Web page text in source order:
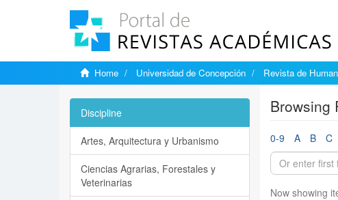
Home Universidad de Concepción Revista de
Browsing
0-9 A B C
Now showing
Discipline
Artes, Arquitectura y Urbanismo
Ciencias Agrarias, Forestales y
Veterinarias